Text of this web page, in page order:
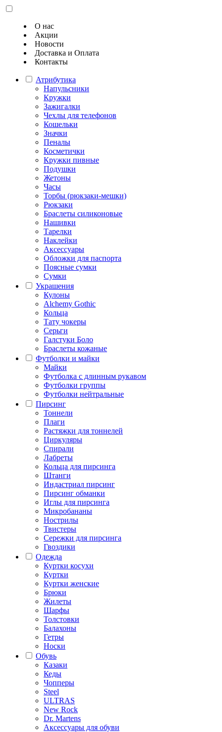
О нас
Акции
Новости
Доставка и Оплата
Контакты
Атрибутика
Напульсники
Кружки
Зажигалки
Чехлы для телефонов
Кошельки
Значки
Пеналы
Косметички
Кружки пивные
Подушки
Жетоны
Часы
Торбы (рюкзаки-мешки)
Рюкзаки
Браслеты силиконовые
Нашивки
Тарелки
Наклейки
Аксессуары
Обложки для паспорта
Поясные сумки
Сумки
Украшения
Кулоны
Alchemy Gothic
Кольца
Тату чокеры
Серьги
Галстуки Боло
Браслеты кожаные
Футболки и майки
Майки
Футболка с длинным рукавом
Футболки группы
Футболки нейтральные
Пирсинг
Тоннели
Плаги
Растяжки для тоннелей
Циркуляры
Спирали
Лабреты
Кольца для пирсинга
Штанги
Индастриал пирсинг
Пирсинг обманки
Иглы для пирсинга
Микробананы
Нострилы
Твистеры
Сережки для пирсинга
Гвоздики
Одежда
Куртки косухи
Куртки
Куртки женские
Брюки
Жилеты
Шарфы
Толстовки
Балахоны
Гетры
Носки
Обувь
Казаки
Кеды
Чопперы
Steel
ULTRAS
New Rock
Dr. Martens
Аксессуары для обуви